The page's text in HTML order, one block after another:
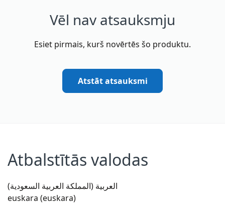
Vēl nav atsauksmju
Esiet pirmais, kurš novērtēs šo produktu.
Atstāt atsauksmi
Atbalstītās valodas
العربية (المملكة العربية السعودية)
euskara (euskara)